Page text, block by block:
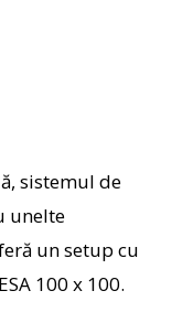
sistemul de
unelte
un setup cu
100 x 100.